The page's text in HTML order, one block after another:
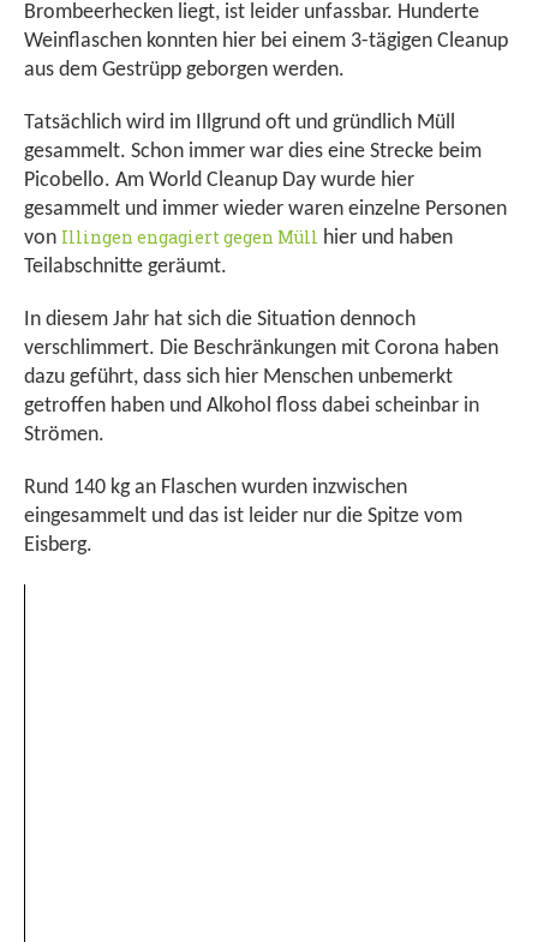
Brombeerhecken liegt, ist leider unfassbar. Hunderte
Weinflaschen konnten hier bei einem 3-tägigen Cleanup
aus dem Gestrüpp geborgen werden.
Tatsächlich wird im Illgrund oft und gründlich Müll
gesammelt. Schon immer war dies eine Strecke beim
Picobello. Am World Cleanup Day wurde hier
gesammelt und immer wieder waren einzelne Personen
von Illingen engagiert gegen Müll hier und haben
Teilabschnitte geräumt.
In diesem Jahr hat sich die Situation dennoch
verschlimmert. Die Beschränkungen mit Corona haben
dazu geführt, dass sich hier Menschen unbemerkt
getroffen haben und Alkohol floss dabei scheinbar in
Strömen.
Rund 140 kg an Flaschen wurden inzwischen
eingesammelt und das ist leider nur die Spitze vom
Eisberg.